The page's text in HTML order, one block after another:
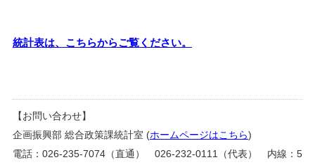
統計表は、こちらからご覧ください。
【お問い合わせ】
企画振興部 総合政策課統計室 (ホームページはこちら)
電話：026-235-7074（直通） 026-232-0111（代表） 内線：5